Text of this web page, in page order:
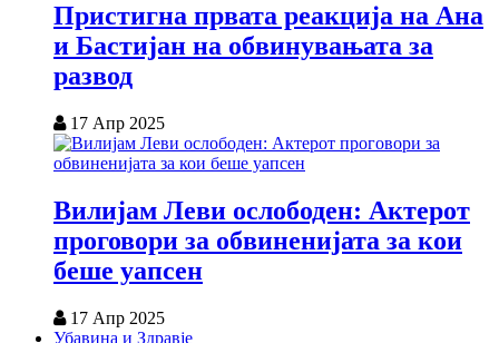
Пристигна првата реакција на Ана
и Бастијан на обвинувањата за
развод
17 Апр 2025
Вилијам Леви ослободен: Актерот
проговори за обвиненијата за кои
беше уапсен
17 Апр 2025
Убавина и Здравје